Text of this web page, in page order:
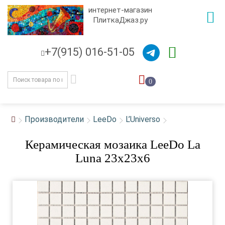
интернет-магазин
ПлиткаДжаз.ру
+7(915) 016-51-05
0
Производители LeeDo L’Universo
Керамическая мозаика LeeDo La
Luna 23х23х6